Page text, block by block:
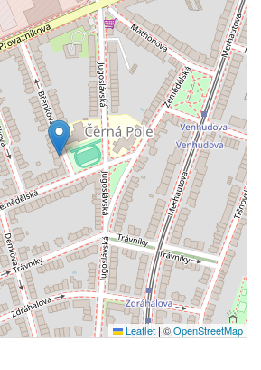
Leaflet|©OpenStreetMap